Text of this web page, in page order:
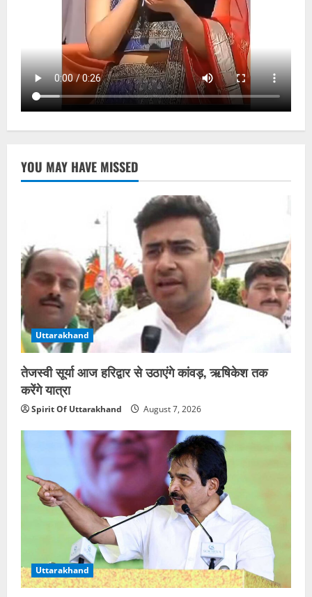
YOU MAY HAVE MISSED
Uttarakhand
तेजस्वी सूर्या आज हरिद्वार से उठाएंगे कांवड़, ऋषिकेश तक
करेंगे यात्रा
Spirit Of Uttarakhand August 7, 2026
Uttarakhand